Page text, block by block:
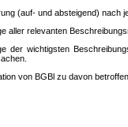
(auf- und absteigend) nach
aller relevanten
der wichtigsten
von BGBl zu davon